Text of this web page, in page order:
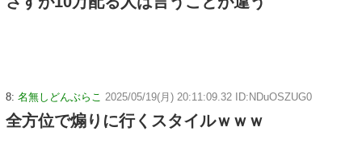
8: 名無しどんぶらこ 2025/05/19(月) 20:11:09.32 ID:NDuOSZUG0
全方位で煽りに行くスタイルｗｗｗ